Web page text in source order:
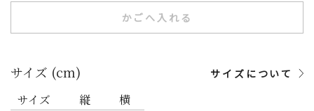
かごへ入れる
サイズ (cm) サイズについて
サイズ 縦
横